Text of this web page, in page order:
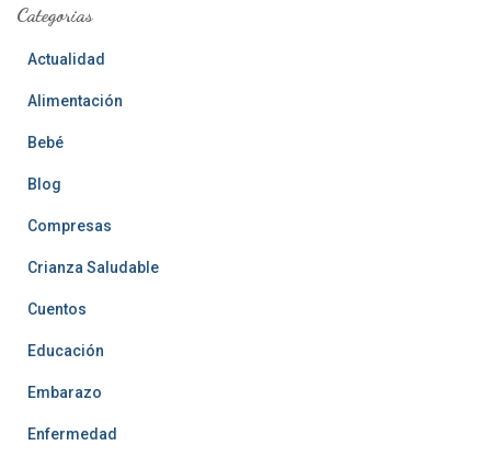
Categorias
Actualidad
Alimentación
Bebé
Blog
Compresas
Crianza Saludable
Cuentos
Educación
Embarazo
Enfermedad